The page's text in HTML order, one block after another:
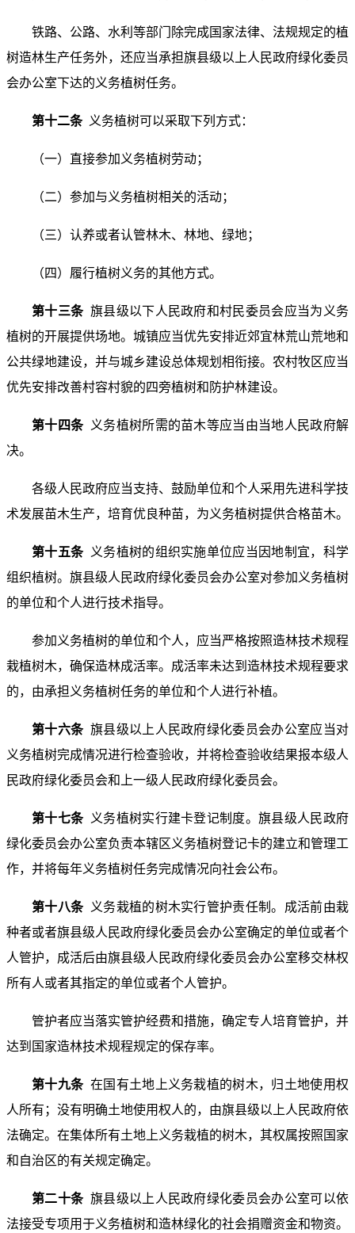
铁路、公路、水利等部门除完成国家法律、法规规定的植
树造林生产任务外，还应当承担旗县级以上人民政府绿化委员
会办公室下达的义务植树任务。
第十二条 义务植树可以采取下列方式：
（一）直接参加义务植树劳动；
（二）参加与义务植树相关的活动；
（三）认养或者认管林木、林地、绿地；
（四）履行植树义务的其他方式。
第十三条 旗县级以下人民政府和村民委员会应当为义务
植树的开展提供场地。城镇应当优先安排近郊宜林荒山荒地和
公共绿地建设，并与城乡建设总体规划相衔接。农村牧区应当
优先安排改善村容村貌的四旁植树和防护林建设。
第十四条 义务植树所需的苗木等应当由当地人民政府解
决。
各级人民政府应当支持、鼓励单位和个人采用先进科学技
术发展苗木生产，培育优良种苗，为义务植树提供合格苗木。
第十五条 义务植树的组织实施单位应当因地制宜，科学
组织植树。旗县级人民政府绿化委员会办公室对参加义务植树
的单位和个人进行技术指导。
参加义务植树的单位和个人，应当严格按照造林技术规程
栽植树木，确保造林成活率。成活率未达到造林技术规程要求
的，由承担义务植树任务的单位和个人进行补植。
第十六条 旗县级以上人民政府绿化委员会办公室应当对
义务植树完成情况进行检查验收，并将检查验收结果报本级人
民政府绿化委员会和上一级人民政府绿化委员会。
第十七条 义务植树实行建卡登记制度。旗县级人民政府
绿化委员会办公室负责本辖区义务植树登记卡的建立和管理工
作，并将每年义务植树任务完成情况向社会公布。
第十八条 义务栽植的树木实行管护责任制。成活前由栽
种者或者旗县级人民政府绿化委员会办公室确定的单位或者个
人管护，成活后由旗县级人民政府绿化委员会办公室移交林权
所有人或者其指定的单位或者个人管护。
管护者应当落实管护经费和措施，确定专人培育管护，并
达到国家造林技术规程规定的保存率。
第十九条 在国有土地上义务栽植的树木，归土地使用权
人所有；没有明确土地使用权人的，由旗县级以上人民政府依
法确定。在集体所有土地上义务栽植的树木，其权属按照国家
和自治区的有关规定确定。
第二十条 旗县级以上人民政府绿化委员会办公室可以依
法接受专项用于义务植树和造林绿化的社会捐赠资金和物资。